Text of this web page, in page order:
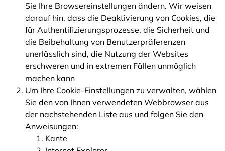
Sie Ihre Browsereinstellungen ändern. Wir weisen
darauf hin, dass die Deaktivierung von Cookies, die
für Authentifizierungsprozesse, die Sicherheit und
die Beibehaltung von Benutzerpräferenzen
unerlässlich sind, die Nutzung der Websites
erschweren und in extremen Fällen unmöglich
machen kann
Um Ihre Cookie-Einstellungen zu verwalten, wählen
Sie den von Ihnen verwendeten Webbrowser aus
der nachstehenden Liste aus und folgen Sie den
Anweisungen:
Kante